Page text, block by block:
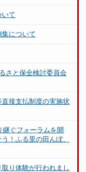
いて
について
さと保全検討委員会
接支払制度の実施状
ぐフォーラムを開
！ふる里の田んぼ、
り体験が行われまし